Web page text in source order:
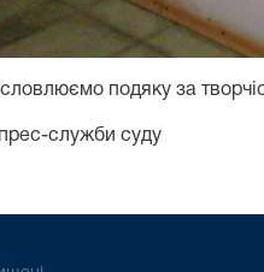
подяку за
служби суду